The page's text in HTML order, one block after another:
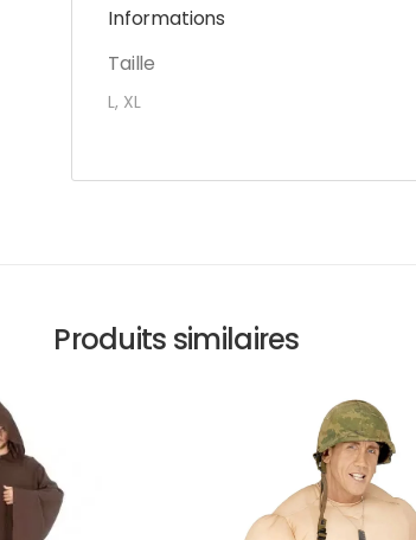
Informations
Taille
L, XL
Produits similaires